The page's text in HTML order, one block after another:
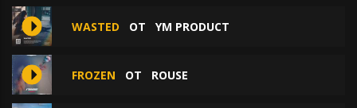
WASTED ОТ YM PRODUCT
FROZEN ОТ ROUSE